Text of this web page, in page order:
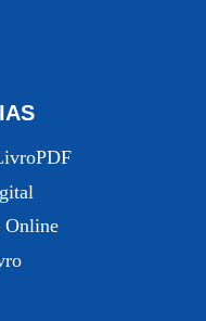
Online